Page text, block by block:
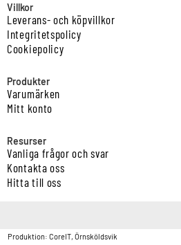
Villkor
Leverans- och köpvillkor
Integritetspolicy
Cookiepolicy
Produkter
Varumärken
Mitt konto
Resurser
Vanliga frågor och svar
Kontakta oss
Hitta till oss
Produktion: CoreIT, Örnsköldsvik